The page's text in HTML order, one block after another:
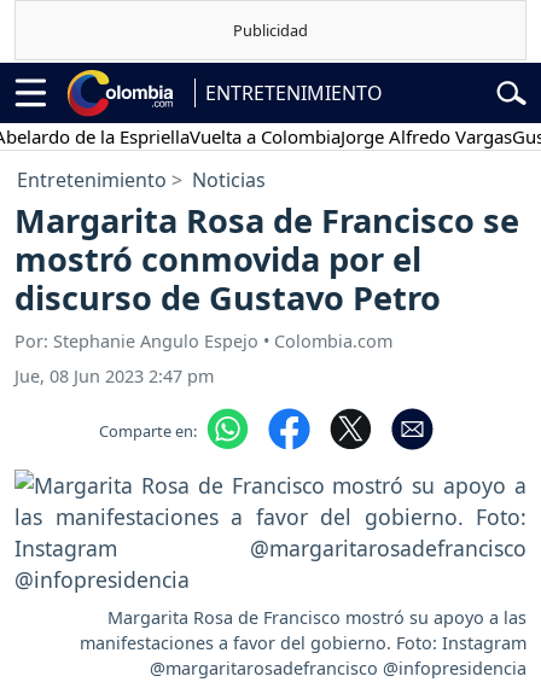
ENTRETENIMIENTO
de la EspriellaVuelta a ColombiaJorge Alfredo VargasGustavo
Entretenimiento Noticias
Margarita Rosa de Francisco se
mostró conmovida por el
discurso de Gustavo Petro
Por: Stephanie Angulo Espejo • Colombia.com
Jue, 08 Jun 2023 2:47 pm
Comparte en:
Margarita Rosa de Francisco mostró su apoyo a las
manifestaciones a favor del gobierno. Foto: Instagram
@margaritarosadefrancisco @infopresidencia